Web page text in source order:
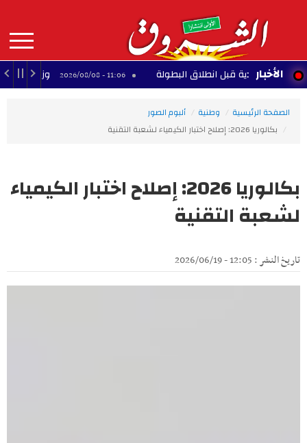
contenu
principal
MAIN
NAVIGATION الأخبارقبل انطلاق البطولة 11:06 - 2026/08/08 وزير الخزانة
الصفحة الرئيسية وطنية
ألبوم الصور
بكالوريا 2026: إصلاح اختبار الكيمياء لشعبة التقنية
بكالوريا 2026: إصلاح اختبار الكيمياء
لشعبة التقنية
تاريخ النشر : 12:05 - 2026/06/19